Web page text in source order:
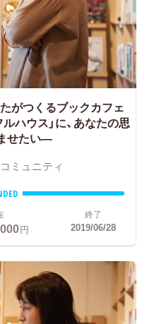
がつくるブックカフェ
ハウス」に、あなたの思
せたい―
コミュニティ
円
終了
2019/06/28